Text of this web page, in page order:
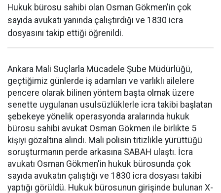
Hukuk bürosu sahibi olan Osman Gökmen'in çok
sayıda avukatı yanında çalıştırdığı ve 1830 icra
dosyasını takip ettiği öğrenildi.
Ankara Mali Suçlarla Mücadele Şube Müdürlüğü,
geçtiğimiz günlerde iş adamları ve varlıklı ailelere
pencere olarak bilinen yöntem başta olmak üzere
senette uygulanan usulsüzlüklerle icra takibi başlatan
şebekeye yönelik operasyonda aralarında hukuk
bürosu sahibi avukat Osman Gökmen ile birlikte 5
kişiyi gözaltına alındı. Mali polisin titizlikle yürüttüğü
soruşturmanın perde arkasına SABAH ulaştı. İcra
avukatı Osman Gökmen'in hukuk bürosunda çok
sayıda avukatın çalıştığı ve 1830 icra dosyası takibi
yaptığı görüldü. Hukuk bürosunun girişinde bulunan X-